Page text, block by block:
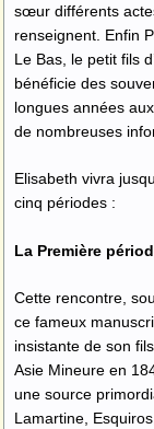
sœur différents
renseignent. Enfin
Le Bas, le petit fils
bénéficie des
longues années
de nombreuses
Elisabeth vivra
cinq périodes :
La Première
Cette rencontre,
ce fameux
insistante de son
Asie Mineure en
une source
Lamartine,